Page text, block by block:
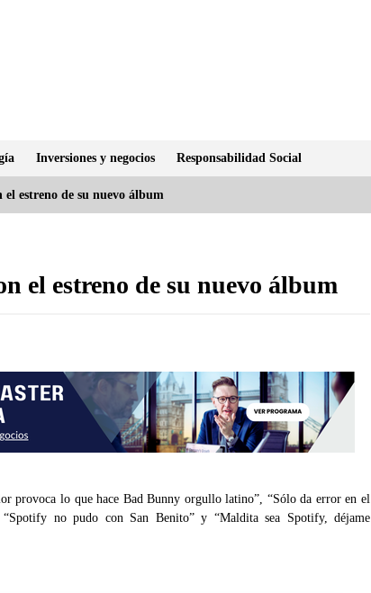
Inversiones y negocios Responsabilidad Social
estreno de su nuevo álbum
el estreno de su nuevo álbum
provoca lo que hace Bad Bunny orgullo latino”, “Sólo da error en el
no pudo con San Benito” y “Maldita sea Spotify, déjame